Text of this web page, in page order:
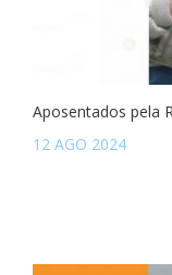
Aposentados pela
12 AGO 2024